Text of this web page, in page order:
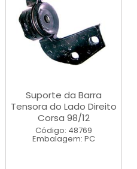
Suporte da Barra
Tensora do Lado Direito
Corsa 98/12
Código: 48769
Embalagem: PC